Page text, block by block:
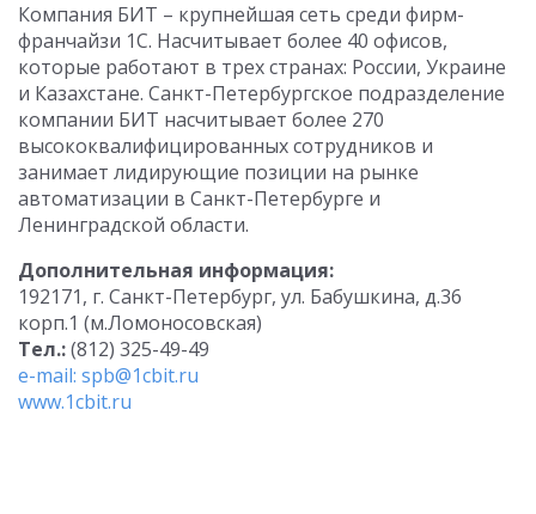
Компания БИТ – крупнейшая сеть среди фирм-
франчайзи 1С. Насчитывает более 40 офисов,
которые работают в трех странах: России, Украине
и Казахстане. Санкт-Петербургское подразделение
компании БИТ насчитывает более 270
высококвалифицированных сотрудников и
занимает лидирующие позиции на рынке
автоматизации в Санкт-Петербурге и
Ленинградской области.
Дополнительная информация:
192171, г. Санкт-Петербург, ул. Бабушкина, д.36
корп.1 (м.Ломоносовская)
Тел.:(812) 325-49-49
e-mail: spb@1cbit.ru
www.1cbit.ru